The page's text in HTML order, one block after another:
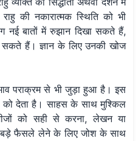
की नकारात्मक स्थिति को भी
नई बातों में रुझान दिखा सकते हैं,
सकते हैं। ज्ञान के लिए उनकी खोज
पराक्रम से भी जुड़ा हुआ है। इस
को देता है। साहस के साथ मुश्किल
को सही से करना, लेखन या
बड़े फैसले लेने के लिए जोश के साथ